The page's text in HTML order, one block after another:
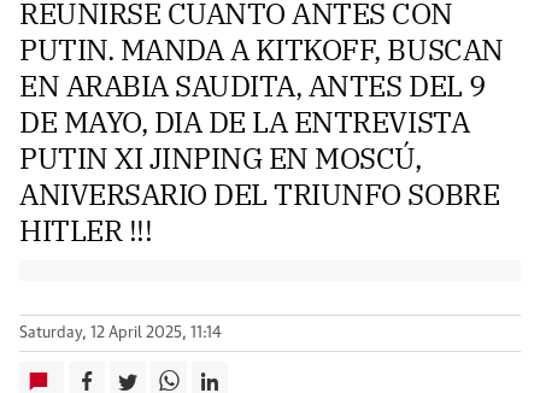
REUNIRSE CUANTO ANTES CON
PUTIN. MANDA A KITKOFF, BUSCAN
EN ARABIA SAUDITA, ANTES DEL 9
DE MAYO, DIA DE LA ENTREVISTA
PUTIN XI JINPING EN MOSCÚ,
ANIVERSARIO DEL TRIUNFO SOBRE
HITLER !!!
Saturday, 12 April 2025, 11:14